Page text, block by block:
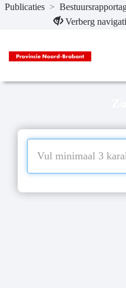
Naar hoofdinhoud
Publicaties >
Verberg